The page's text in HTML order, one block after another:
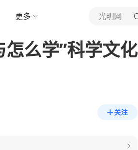
更多 光明网
么学”科学文化
关注